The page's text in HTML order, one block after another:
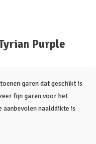
Purple
garen dat geschikt is
fijn garen voor het
aanbevolen naalddikte is